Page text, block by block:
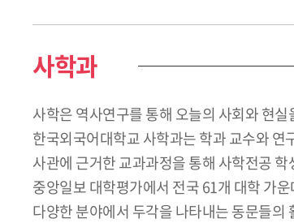
사학과
사학은 역사연구를 통해 오늘의 사회와 현
한국외국어대학교 사학과는 학과 교수와
사관에 근거한 교과과정을 통해 사학전공
중앙일보 대학평가에서 전국 61개 대학 가
다양한 분야에서 두각을 나타내는 동문들